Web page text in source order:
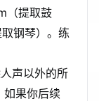
（提取鼓
钢琴）。练
声以外的所
如果你后续